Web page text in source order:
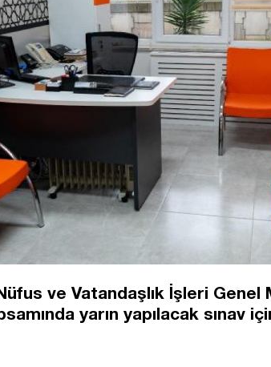
ve Vatandaşlık İşleri
yarın yapılacak sınav